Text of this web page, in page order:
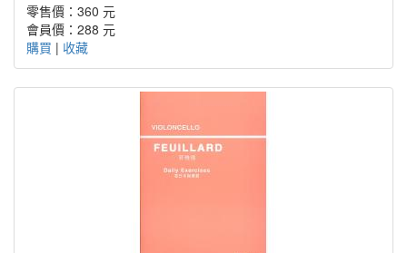
零售價：360 元
會員價：288 元
購買 | 收藏